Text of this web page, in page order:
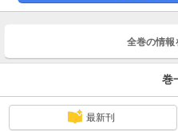
全巻の情報
巻
最新刊